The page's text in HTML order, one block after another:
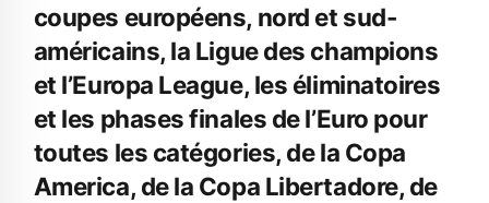
coupes européens, nord et sud-
américains, la Ligue des champions
et l’Europa League, les éliminatoires
et les phases finales de l’Euro pour
toutes les catégories, de la Copa
America, de la Copa Libertadore, de